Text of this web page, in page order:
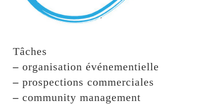
Tâches
– organisation événementielle
– prospections commerciales
– community management